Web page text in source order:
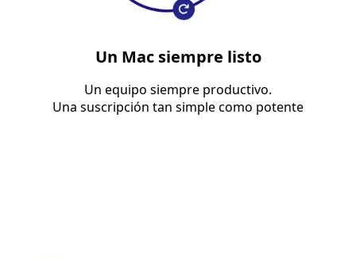
Un Mac siempre listo
Un equipo siempre productivo.
Una suscripción tan simple como potente